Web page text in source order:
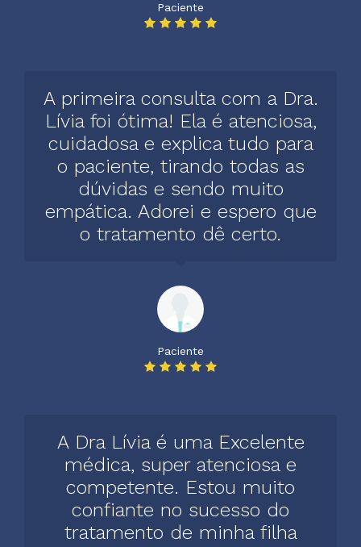
Paciente
A primeira consulta com a Dra.
Lívia foi ótima! Ela é atenciosa,
cuidadosa e explica tudo para
o paciente, tirando todas as
dúvidas e sendo muito
empática. Adorei e espero que
o tratamento dê certo.
Paciente
A Dra Lívia é uma Excelente
médica, super atenciosa e
competente. Estou muito
confiante no sucesso do
tratamento de minha filha